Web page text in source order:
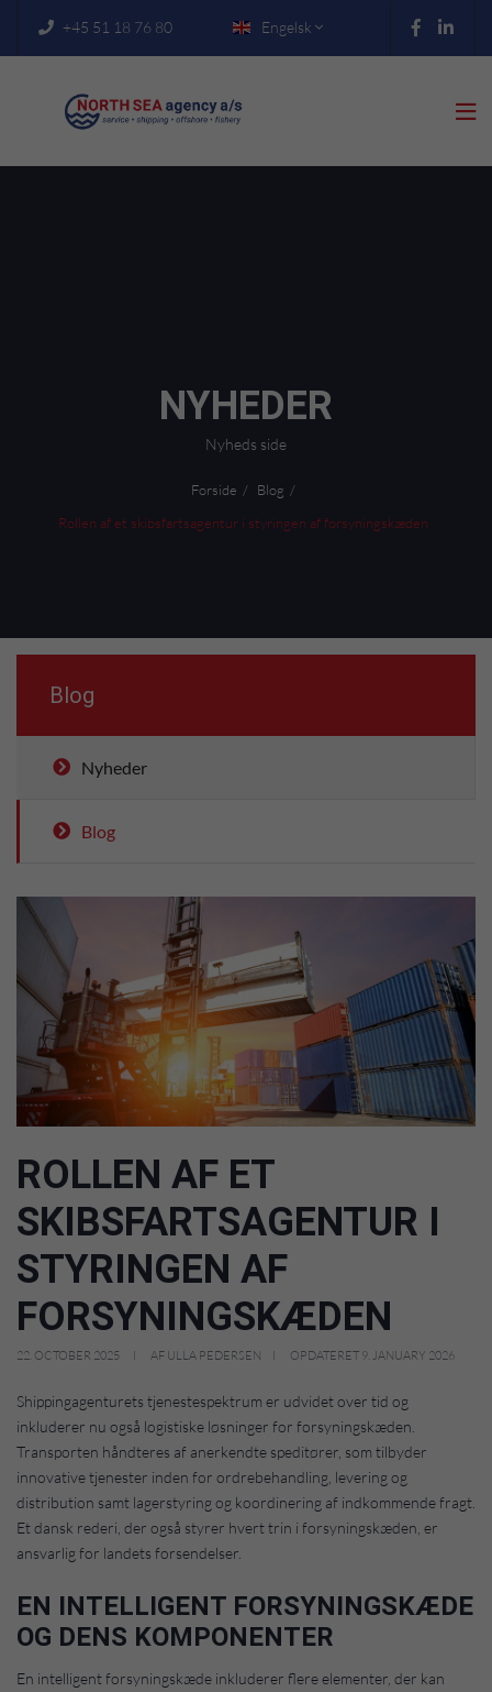
 +45 51 18 76 80 Engelsk 

NYHEDER
Nyheds side
Forside
Blog
Rollen af et skibsfartsagentur i styringen af forsyningskæden
Blog
Nyheder
Blog
ROLLEN AF ET
SKIBSFARTSAGENTUR I
STYRINGEN AF
FORSYNINGSKÆDEN
22. OCTOBER 2025 AF ULLA PEDERSEN OPDATERET 9. JANUARY 2026
Shippingagenturets tjenestespektrum er udvidet over tid og
inkluderer nu også logistiske løsninger for forsyningskæden.
Transporten håndteres af anerkendte speditører, som tilbyder
innovative tjenester inden for ordrebehandling, levering og
distribution samt lagerstyring og koordinering af indkommende fragt.
Et dansk rederi, der også styrer hvert trin i forsyningskæden, er
ansvarlig for landets forsendelser.
EN INTELLIGENT FORSYNINGSKÆDE
OG DENS KOMPONENTER
En intelligent forsyningskæde inkluderer flere elementer, der kan